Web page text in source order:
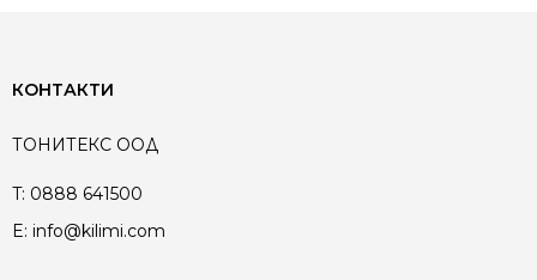
КОНТАКТИ
ТОНИТЕКС ООД
T: 0888 641500
E: info@kilimi.com